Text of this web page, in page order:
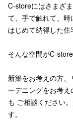
C-storeにはさまざ
て、手で触れて、時
はじめて納得した住
そんな空間がC-store
新築をお考えの方
ーデニングをお考
も ご相談ください
す。